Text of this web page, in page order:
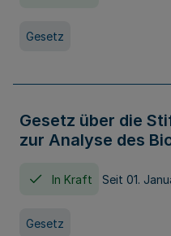
Gesetz
Gesetz über die
zur Analyse des
In Kraft Seit 01.
Gesetz